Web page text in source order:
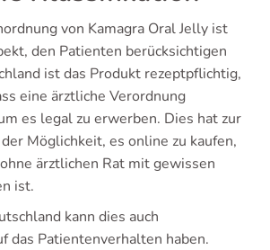
von Kamagra Oral Jelly ist
den Patienten berücksichtigen
ist das Produkt rezeptpflichtig,
eine ärztliche Verordnung
es legal zu erwerben. Dies hat zur
Möglichkeit, es online zu kaufen,
ärztlichen Rat mit gewissen
ist.
kann dies auch
das Patientenverhalten haben.